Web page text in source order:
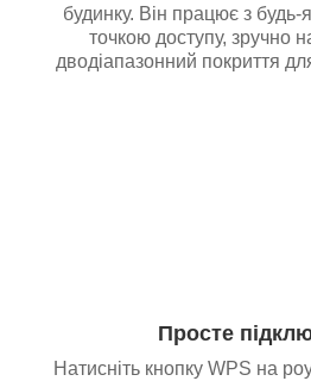
будинку. Він працює з
точкою доступу, зручно
дводіапазонний покриття
Просте
Натисніть кнопку WPS на